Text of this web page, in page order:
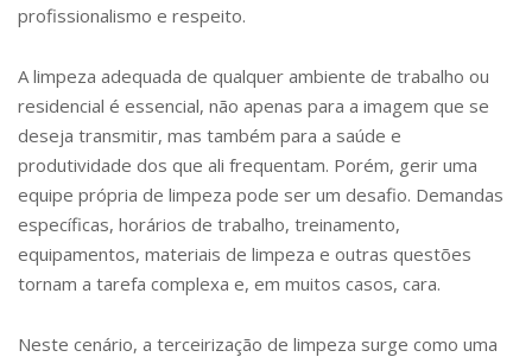
profissionalismo e respeito.
A limpeza adequada de qualquer ambiente de trabalho ou
residencial é essencial, não apenas para a imagem que se
deseja transmitir, mas também para a saúde e
produtividade dos que ali frequentam. Porém, gerir uma
equipe própria de limpeza pode ser um desafio. Demandas
específicas, horários de trabalho, treinamento,
equipamentos, materiais de limpeza e outras questões
tornam a tarefa complexa e, em muitos casos, cara.
Neste cenário, a terceirização de limpeza surge como uma